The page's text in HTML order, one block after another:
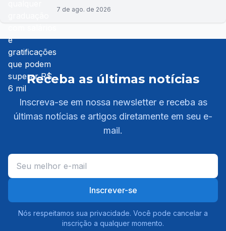
7 de ago. de 2026
Receba as últimas notícias
Inscreva-se em nossa newsletter e receba as
últimas notícias e artigos diretamente em seu e-
mail.
Inscrever-se
Nós respeitamos sua privacidade. Você pode cancelar a
inscrição a qualquer momento.